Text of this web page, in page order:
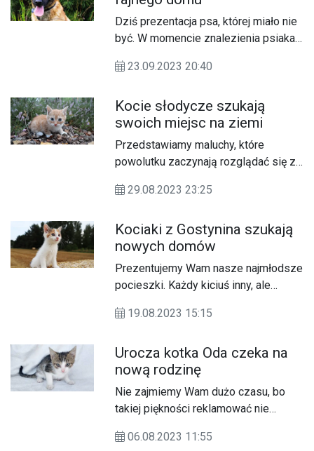
Dziś prezentacja psa, której miało nie
być. W momencie znalezienia psiaka
Nawinie uważaliśmy, że właściciel
szuka zguby po ulicach i natychmiast
zgłosi się po odbiór. Nasza wiara w
ludzi niekiedy zadziwia nas samych…
23.09.2023 20:40
Kocie słodycze szukają
swoich miejsc na ziemi
Przedstawiamy maluchy, które
powolutku zaczynają rozglądać się za
około 8-10 tygodni i z różnych
usamodzielnić.
29.08.2023 23:25
Kociaki z Gostynina szukają
nowych domów
Prezentujemy Wam nasze najmłodsze
pocieszki. Każdy kiciuś inny, ale
do rozpoczęcia nowego życia.
19.08.2023 15:15
Urocza kotka Oda czeka na
nową rodzinę
Nie zajmiemy Wam dużo czasu, bo
takiej piękności reklamować nie
06.08.2023 11:55